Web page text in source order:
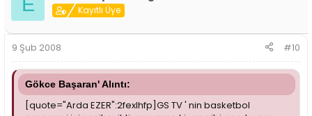
Kayıtlı Üye
9 Şub 2008 #10
Gökce Başaran' Alıntı:
[quote="Arda EZER":2fexlhfp]GS TV ' nin basketbol